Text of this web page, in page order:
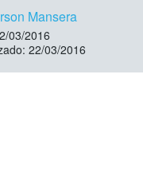
Mansera
03/2016
22/03/2016